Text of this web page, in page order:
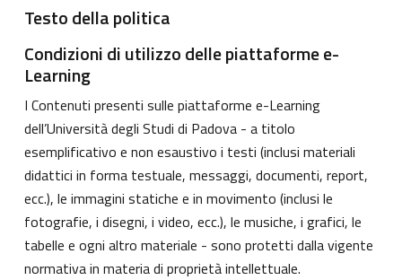
Testo della politica
Condizioni di utilizzo delle piattaforme e-
Learning
I Contenuti presenti sulle piattaforme e-Learning
dell’Università degli Studi di Padova - a titolo
esemplificativo e non esaustivo i testi (inclusi materiali
didattici in forma testuale, messaggi, documenti, report,
ecc.), le immagini statiche e in movimento (inclusi le
fotografie, i disegni, i video, ecc.), le musiche, i grafici, le
tabelle e ogni altro materiale - sono protetti dalla vigente
normativa in materia di proprietà intellettuale.